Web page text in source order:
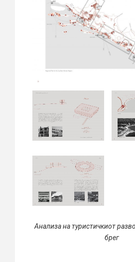
Анализа на туристичкиот
брег